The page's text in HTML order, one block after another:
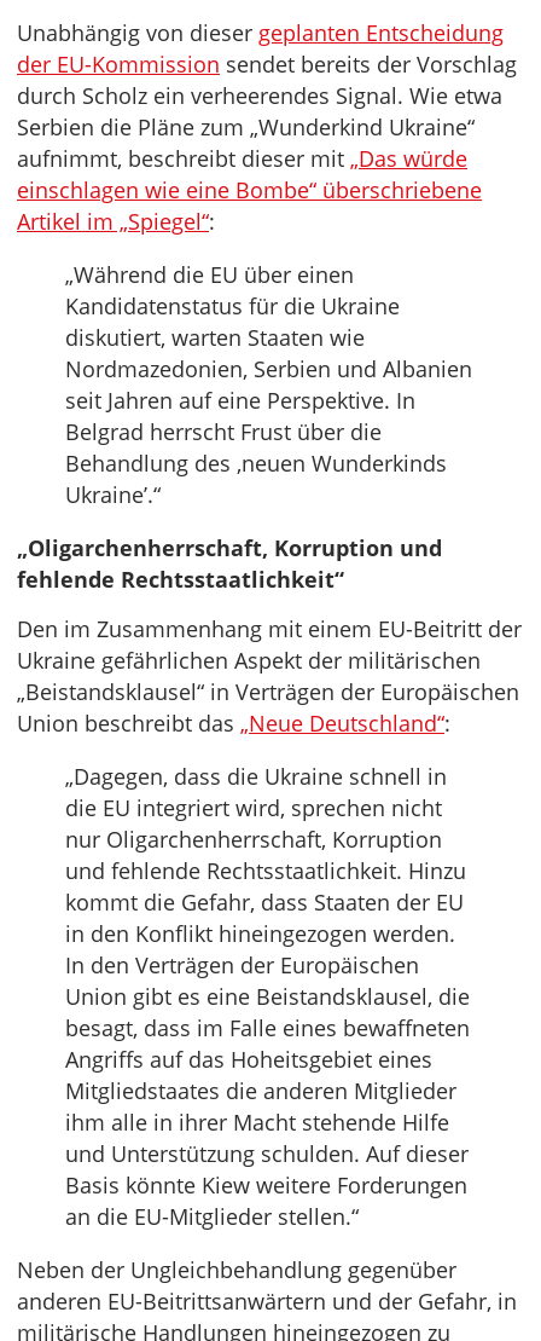
Unabhängig von dieser geplanten Entscheidung
der EU-Kommission sendet bereits der Vorschlag
durch Scholz ein verheerendes Signal. Wie etwa
Serbien die Pläne zum „Wunderkind Ukraine“
aufnimmt, beschreibt dieser mit „Das würde
einschlagen wie eine Bombe“ überschriebene
Artikel im „Spiegel“:
„Während die EU über einen
Kandidatenstatus für die Ukraine
diskutiert, warten Staaten wie
Nordmazedonien, Serbien und Albanien
seit Jahren auf eine Perspektive. In
Belgrad herrscht Frust über die
Behandlung des ‚neuen Wunderkinds
Ukraine’.“
„Oligarchenherrschaft, Korruption und
fehlende Rechtsstaatlichkeit“
Den im Zusammenhang mit einem EU-Beitritt der
Ukraine gefährlichen Aspekt der militärischen
„Beistandsklausel“ in Verträgen der Europäischen
Union beschreibt das „Neue Deutschland“:
„Dagegen, dass die Ukraine schnell in
die EU integriert wird, sprechen nicht
nur Oligarchenherrschaft, Korruption
und fehlende Rechtsstaatlichkeit. Hinzu
kommt die Gefahr, dass Staaten der EU
in den Konflikt hineingezogen werden.
In den Verträgen der Europäischen
Union gibt es eine Beistandsklausel, die
besagt, dass im Falle eines bewaffneten
Angriffs auf das Hoheitsgebiet eines
Mitgliedstaates die anderen Mitglieder
ihm alle in ihrer Macht stehende Hilfe
und Unterstützung schulden. Auf dieser
Basis könnte Kiew weitere Forderungen
an die EU-Mitglieder stellen.“
Neben der Ungleichbehandlung gegenüber
anderen EU-Beitrittsanwärtern und der Gefahr, in
militärische Handlungen hineingezogen zu